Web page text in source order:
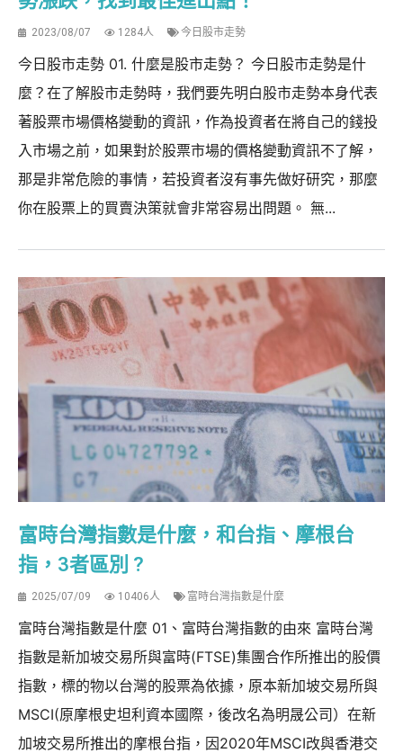
2023/08/07 1284人 今日股市走勢
今日股市走勢 01. 什麼是股市走勢？ 今日股市走勢是什
麼？在了解股市走勢時，我們要先明白股市走勢本身代表
著股票市場價格變動的資訊，作為投資者在將自己的錢投
入市場之前，如果對於股票市場的價格變動資訊不了解，
那是非常危險的事情，若投資者沒有事先做好研究，那麼
你在股票上的買賣決策就會非常容易出問題。 無...
富時台灣指數是什麼，和台指、摩根台
指，3者區別 ?
2025/07/09 10406人 富時台灣指數是什麼
富時台灣指數是什麼 01、富時台灣指數的由來 富時台灣
指數是新加坡交易所與富時(FTSE)集團合作所推出的股價
指數，標的物以台灣的股票為依據，原本新加坡交易所與
MSCI(原摩根史坦利資本國際，後改名為明晟公司）在新
加坡交易所推出的摩根台指，因2020年MSCI改與香港交